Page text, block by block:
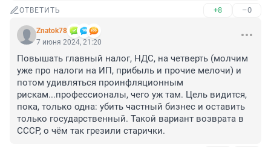
ОТВЕТИТЬ +8 –0
Znatok78
7 июня 2024, 21:20
Повышать главный налог, НДС, на четверть (молчим
уже про налоги на ИП, прибыль и прочие мелочи) и
потом удивляться проинфляционным
рискам...профессионалы, чего уж там. Цель видится,
пока, только одна: убить частный бизнес и оставить
только государственный. Такой вариант возврата в
СССР, о чём так грезили старички.